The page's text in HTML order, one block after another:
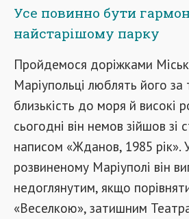
Усе повинно бути
найстарішому парку
Пройдемося доріжками
Маріупольці люблять його за
близькість до моря й високі
сьогодні він немов зійшов зі
написом «Жданов, 1985 рік».
розвиненому Маріуполі він
недоглянутим, якщо
«Веселкою», затишним